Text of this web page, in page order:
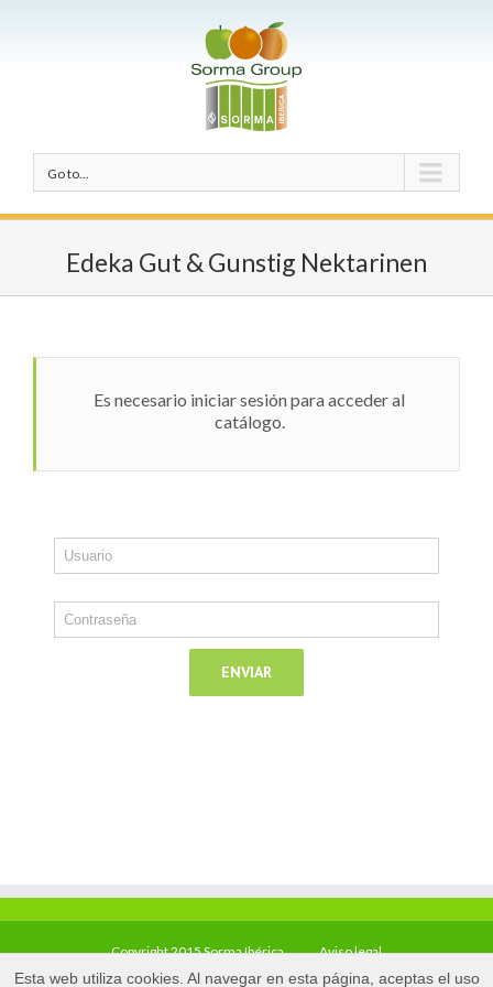
Go to...
Edeka Gut & Gunstig Nektarinen
Es necesario iniciar sesión para acceder al
catálogo.
Copyright 2015 Sorma Ibérica Aviso legal
Esta web utiliza cookies. Al navegar en esta página, aceptas el uso